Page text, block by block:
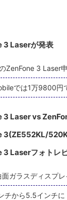
3 Laserが発表
ZenFone 3 Laser
では1万9800円
3 Laser vs
3(ZE552KL/
3 Laserフォトレ
面ガラスディスプ
チから5.5インチに